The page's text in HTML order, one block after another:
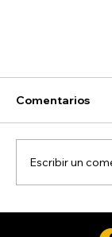
Comentarios
Escribir un